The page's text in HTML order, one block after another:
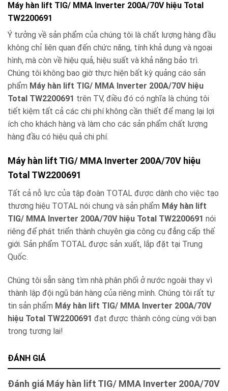
Máy hàn lift TIG/ MMA Inverter 200A/70V hiệu Total
TW2200691
Ý tưởng về sản phẩm của chúng tôi là chất lượng hàng đầu
không chỉ liên quan đến chức năng, tính khả dụng và ngoại
hình, mà còn về hiệu quả, hiệu suất và khả năng bảo trì.
Chúng tôi không bao giờ thực hiện bất kỳ quảng cáo sản
phẩm Máy hàn lift TIG/ MMA Inverter 200A/70V hiệu
Total TW2200691 trên TV, điều đó có nghĩa là chúng tôi
tiết kiệm tất cả các chi phí không cần thiết để mang lại lợi
ích cho khách hàng và làm cho các sản phẩm chất lượng
hàng đầu có hiệu quả chi phí.
Máy hàn lift TIG/ MMA Inverter 200A/70V hiệu
Total TW2200691
Tất cả nỗ lực của tập đoàn TOTAL được dành cho việc tạo
thương hiệu TOTAL nói chung và sản phẩm Máy hàn lift
TIG/ MMA Inverter 200A/70V hiệu Total TW2200691 nói
riêng để phát triển thành chuyên gia công cụ đẳng cấp thế
giới. Sản phẩm TOTAL được sản xuất, lắp đặt tại Trung
Quốc.
Chúng tôi sẵn sàng tìm nhà phân phối ở nước ngoài thay vì
thành lập đội ngũ bán hàng của riêng mình. Chúng tôi rất tự
tin sản phẩm Máy hàn lift TIG/ MMA Inverter 200A/70V
hiệu Total TW2200691 đạt được thành công cùng với bạn
trong tương lai!
ĐÁNH GIÁ
Đánh giá Máy hàn lift TIG/ MMA Inverter 200A/70V